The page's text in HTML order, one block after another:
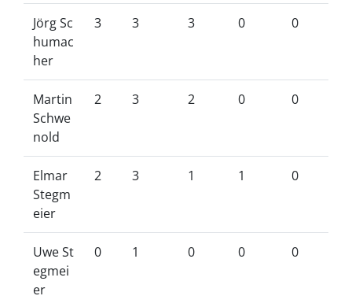
Jörg Sc
humac
her
3 3 3 0 0
Martin
Schwe
nold
2 3 2 0 0
Elmar
Stegm
eier
2 3 1 1 0
Uwe St
egmei
er
0 1 0 0 0